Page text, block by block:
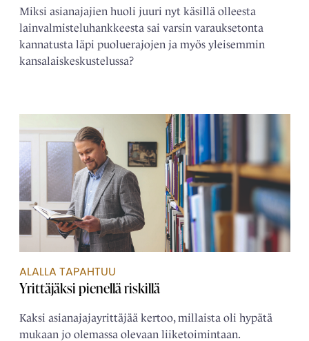
Miksi asianajajien huoli juuri nyt käsillä olleesta
lainvalmisteluhankkeesta sai varsin varauksetonta
kannatusta läpi puoluerajojen ja myös yleisemmin
kansalaiskeskustelussa?
ALALLA TAPAHTUU
Yrittäjäksi pienellä riskillä
Kaksi asianajajayrittäjää kertoo, millaista oli hypätä
mukaan jo olemassa olevaan liiketoimintaan.